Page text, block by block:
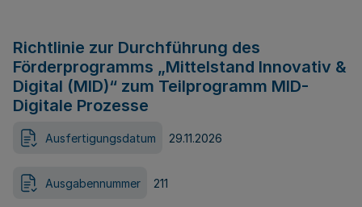
Richtlinie zur Durchführung des
Förderprogramms „Mittelstand Innovativ &
Digital (MID)“ zum Teilprogramm MID-
Digitale Prozesse
Ausfertigungsdatum 29.11.2026
Ausgabennummer 211